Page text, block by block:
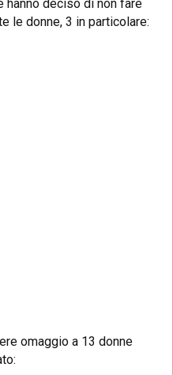
hanno deciso di non fare
le donne, 3 in particolare:
omaggio a 13 donne